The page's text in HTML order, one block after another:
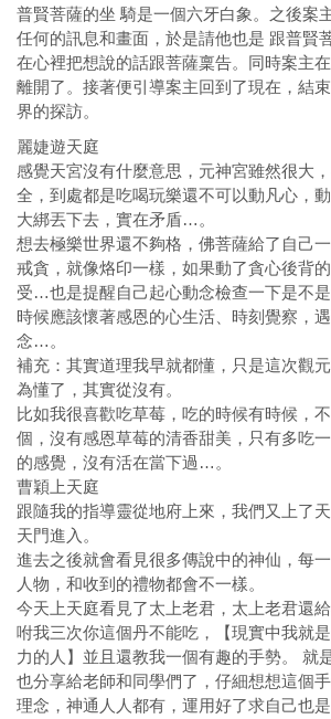
普賢菩薩的坐 騎是一個六牙白象。之後案
任何的訊息和畫面，於是請他也是 跟普賢
在心裡把想說的話跟菩薩稟告。同時案主
離開了。接著便引導案主回到了現在，結
界的探訪。
麗婕遊天庭
感覺天宮沒有什麼意思，元神宮雖然很大
全，到處都是吃喝玩樂還不可以動凡心，
大綁丟下去，實在矛盾…。
想去極樂世界還不夠格，佛菩薩給了自己
戒貪，就像烙印一樣，如果動了貪心後背
受…也是提醒自己起心動念檢查一下是不
時候應該懷著感恩的心生活、時刻覺察，
念…。
補充：其實道理我早就都懂，只是這次觀
為懂了，其實從沒有。
比如我很喜歡吃草莓，吃的時候有時候，
個，沒有感恩草莓的清香甜美，只有多吃
的感覺，沒有活在當下過…。
曹穎上天庭
跟隨我的指導靈從地府上來，我們又上了
天門進入。
進去之後就會看見很多傳說中的神仙，每
人物，和收到的禮物都會不一樣。
今天上天庭看見了太上老君，太上老君還
咐我三次你這個丹不能吃，【現實中我就
力的人】並且還教我一個有趣的手勢。 就
也分享給老師和同學們了，仔細想想這個
理念，神通人人都有，運用好了求自己也是